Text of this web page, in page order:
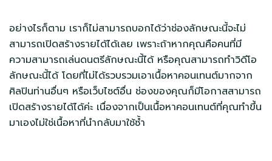
อย่างไรก็ตาม เราก็ไม่สามารถบอกได้ว่าช่องลักษณะนี้จะไม่
สามารถเปิดสร้างรายได้ได้เลย เพราะถ้าหากคุณคือคนที่มี
ความสามารถเล่นดนตรีลักษณะนี้ได้ หรือคุณสามารถทำวิดีโอ
ลักษณะนี้ได้ โดยที่ไม่ได้รวบรวมเอาเนื้อหาคอนเทนต์มากจาก
ศิลปินท่านอื่นๆ หรือเว็บไซต์อื่น ช่องของคุณก็มีโอกาสสามารถ
เปิดสร้างรายได้ได้ค่ะ เนื่องจากเป็นเนื้อหาคอนเทนต์ที่คุณทำขึ้น
มาเองไม่ใช่เนื้อหาที่นำกลับมาใช้ซ้ำ